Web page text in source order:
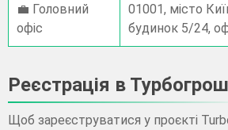
💼 Головний
офіс
01001, місто
будинок 5/24,
Реєстрація в
Щоб зареєструватися у проєкті